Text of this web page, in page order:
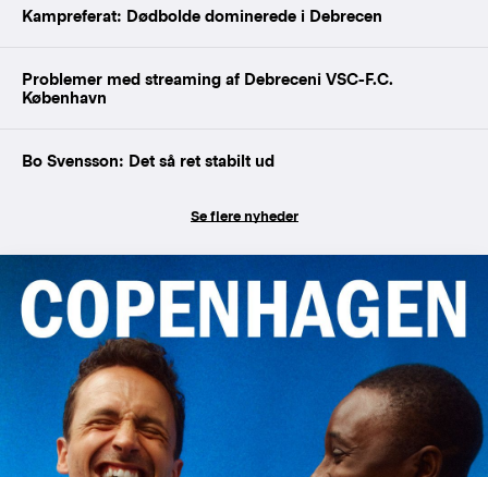
Kampreferat: Dødbolde dominerede i Debrecen
Problemer med streaming af Debreceni VSC-F.C.
København
Bo Svensson: Det så ret stabilt ud
Se flere nyheder